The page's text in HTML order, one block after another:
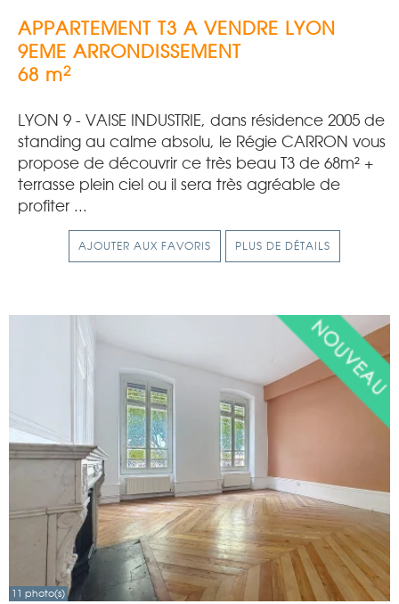
APPARTEMENT T3 A VENDRE LYON
9EME ARRONDISSEMENT
68 m2
LYON 9 - VAISE INDUSTRIE, dans résidence 2005 de
standing au calme absolu, le Régie CARRON vous
propose de découvrir ce très beau T3 de 68m² +
terrasse plein ciel ou il sera très agréable de
profiter ...
AJOUTER AUX FAVORIS PLUS DE DÉTAILS
11 photo(s)